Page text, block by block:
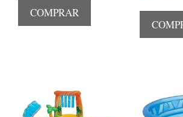
COMPRAR